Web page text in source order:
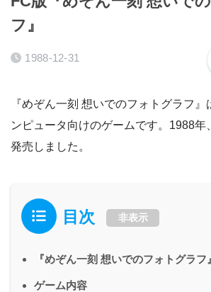
フ』
1988-12-31
『めぞん一刻 想いでのフォトグラフ』
ンピュータ向けのゲームです。1988年
発売しました。
目次 非表示
『めぞん一刻 想いでのフォトグラフ
ゲーム内容